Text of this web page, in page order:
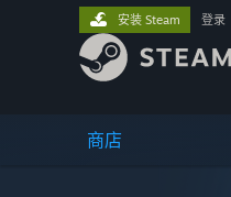
商店
安装 Steam 登录